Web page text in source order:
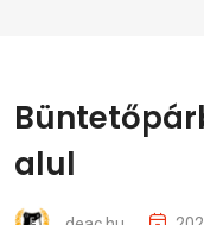
alul